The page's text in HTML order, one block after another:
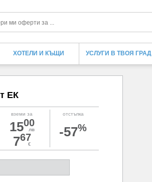
Търси
ХОТЕЛИ И КЪЩИ УСЛУГИ В ТВОЯ ГРАД
ЕК
вземи за
1500
лв
767
€
отстъпка
-57%